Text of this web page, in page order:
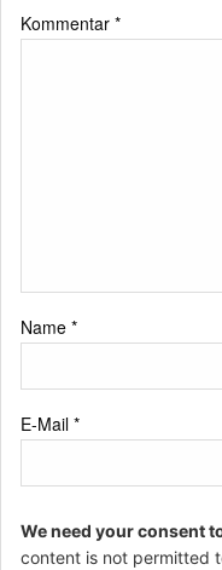
Kommentar *
Name *
E-Mail *
We need your consent
content is not permitted